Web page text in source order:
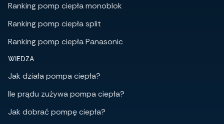
Ranking pomp ciepła monoblok
Ranking pomp ciepła split
Ranking pomp ciepła Panasonic
WIEDZA
Jak działa pompa ciepła?
Ile prądu zużywa pompa ciepła?
Jak dobrać pompę ciepła?